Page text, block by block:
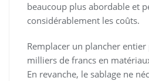
beaucoup plus abordable et
considérablement les coûts.
Remplacer un plancher
milliers de francs en
En revanche, le sablage ne